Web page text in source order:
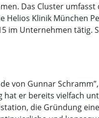
Das Cluster umfasst
Helios Klinik München
im Unternehmen tätig.
von Gunnar
er bereits vielfach
die Gründung